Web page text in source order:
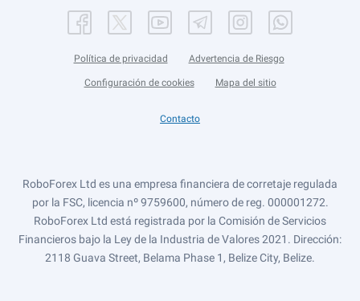
Política de privacidad Advertencia de Riesgo
Configuración de cookies Mapa del sitio
Contacto
RoboForex Ltd es una empresa financiera de corretaje regulada
por la FSC, licencia nº 9759600, número de reg. 000001272.
RoboForex Ltd está registrada por la Comisión de Servicios
Financieros bajo la Ley de la Industria de Valores 2021. Dirección:
2118 Guava Street, Belama Phase 1, Belize City, Belize.